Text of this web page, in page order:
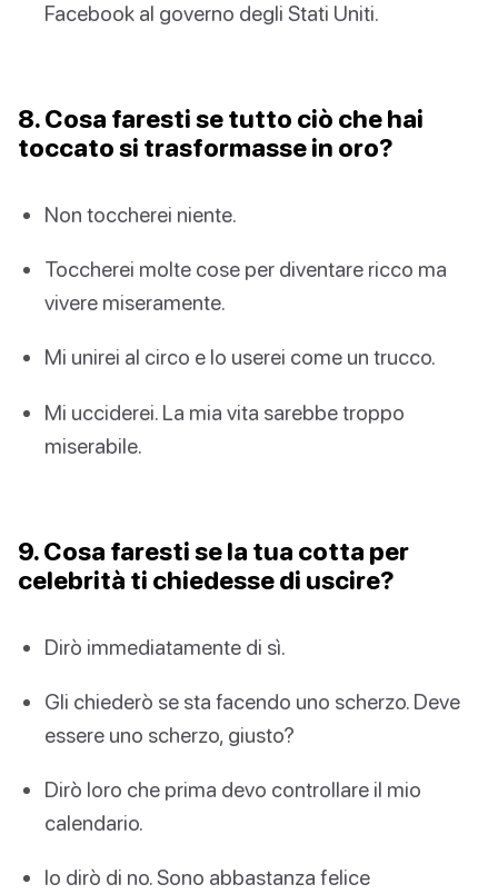
Facebook al governo degli Stati Uniti.
8. Cosa faresti se tutto ciò che hai
toccato si trasformasse in oro?
Non toccherei niente.
Toccherei molte cose per diventare ricco ma
vivere miseramente.
Mi unirei al circo e lo userei come un trucco.
Mi ucciderei. La mia vita sarebbe troppo
miserabile.
9. Cosa faresti se la tua cotta per
celebrità ti chiedesse di uscire?
Dirò immediatamente di sì.
Gli chiederò se sta facendo uno scherzo. Deve
essere uno scherzo, giusto?
Dirò loro che prima devo controllare il mio
calendario.
Io dirò di no. Sono abbastanza felice